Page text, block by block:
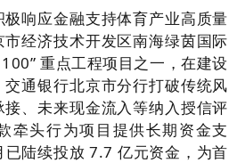
响应金融支持体育产业高质量
经济技术开发区南海绿茵国际
重点工程项目之一，在建设
通银行北京市分行打破传统风
、未来现金流入等纳入授信评
牵头行为项目提供长期资金支
陆续投放 7.7 亿元资金，为首